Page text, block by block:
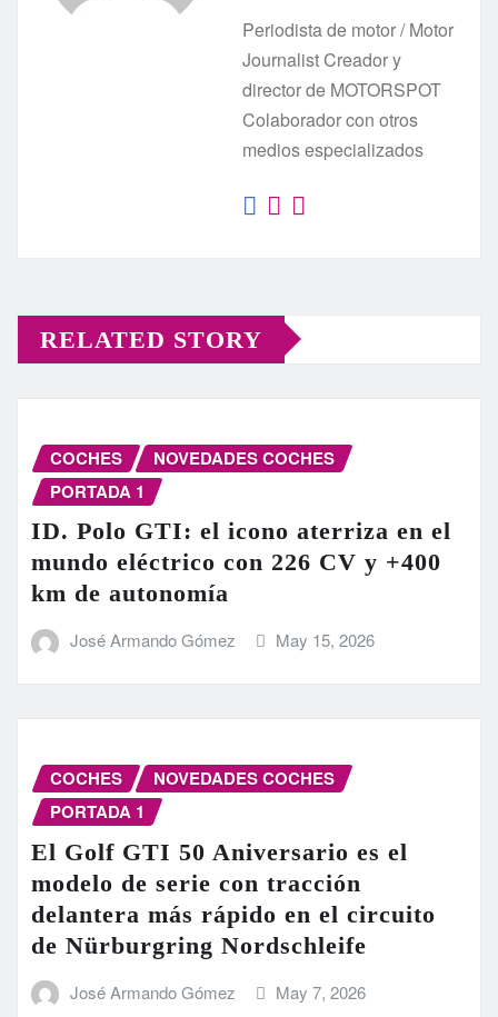
Periodista de motor / Motor
Journalist Creador y
director de MOTORSPOT
Colaborador con otros
medios especializados
RELATED STORY
COCHES
NOVEDADES COCHES
PORTADA 1
ID. Polo GTI: el icono aterriza en el
mundo eléctrico con 226 CV y +400
km de autonomía
José Armando Gómez May 15, 2026
COCHES
NOVEDADES COCHES
PORTADA 1
El Golf GTI 50 Aniversario es el
modelo de serie con tracción
delantera más rápido en el circuito
de Nürburgring Nordschleife
José Armando Gómez May 7, 2026